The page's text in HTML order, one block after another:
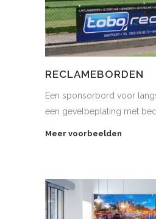
RECLAMEBORDEN
Een sponsorbord voor
een gevelbeplating met
Meer voorbeelden